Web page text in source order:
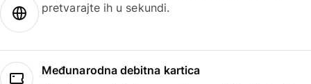
pretvarajte ih u sekundi.
Međunarodna debitna kartica